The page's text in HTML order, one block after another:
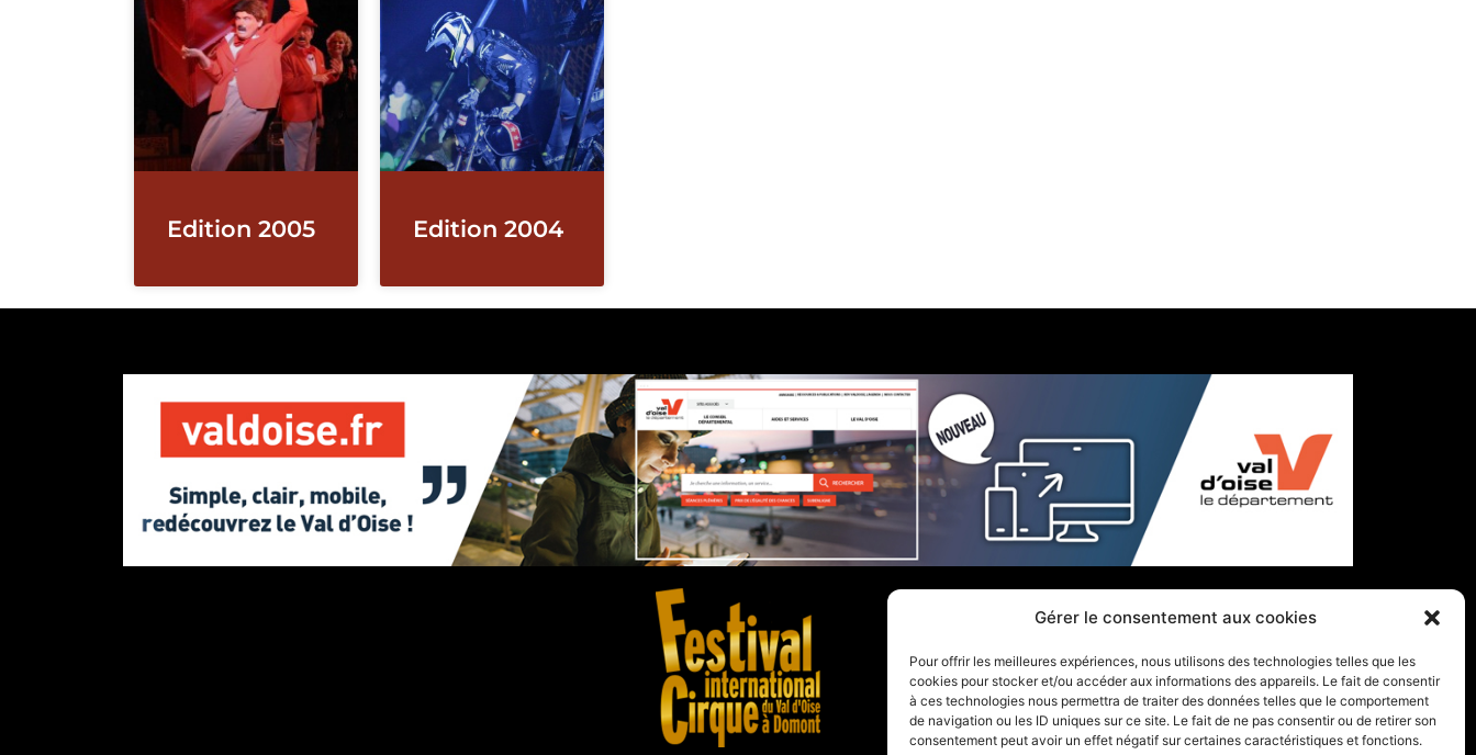
Gérer le consentement aux cookies
Pour offrir les meilleures expériences, nous utilisons des technologies telles que les
cookies pour stocker et/ou accéder aux informations des appareils. Le fait de consentir
à ces technologies nous permettra de traiter des données telles que le comportement
de navigation ou les ID uniques sur ce site. Le fait de ne pas consentir ou de retirer son
consentement peut avoir un effet négatif sur certaines caractéristiques et fonctions.
Edition 2005 Edition 2004